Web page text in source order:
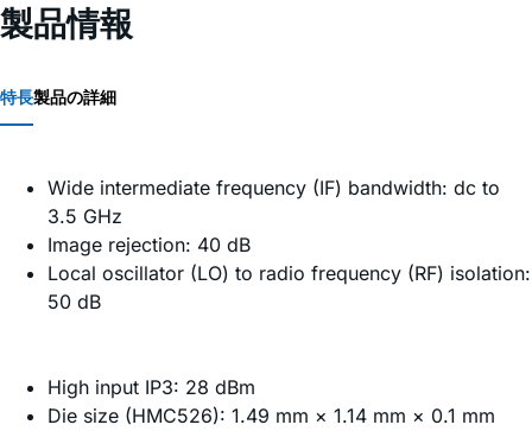
製品情報
特長製品の詳細
Wide intermediate frequency (IF) bandwidth: dc to
3.5 GHz
Image rejection: 40 dB
Local oscillator (LO) to radio frequency (RF) isolation:
50 dB
High input IP3: 28 dBm
Die size (HMC526): 1.49 mm × 1.14 mm × 0.1 mm